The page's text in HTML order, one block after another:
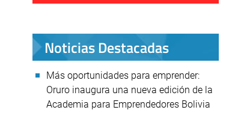
Noticias Destacadas
Más oportunidades para emprender:
Oruro inaugura una nueva edición de la
Academia para Emprendedores Bolivia